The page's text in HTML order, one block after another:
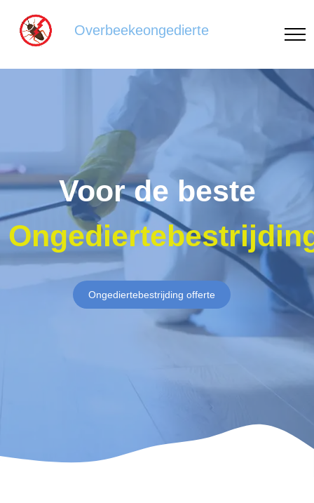
Overbeekeongedierte
Voor de beste
Ongediertebestrijding offerte